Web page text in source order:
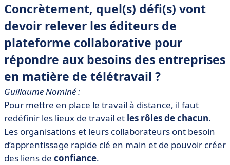
Concrètement, quel(s) défi(s) vont
devoir relever les éditeurs de
plateforme collaborative pour
répondre aux besoins des entreprises
en matière de télétravail ?
Guillaume Nominé :
Pour mettre en place le travail à distance, il faut
redéfinir les lieux de travail et les rôles de chacun.
Les organisations et leurs collaborateurs ont besoin
d’apprentissage rapide clé en main et de pouvoir créer
des liens de confiance.